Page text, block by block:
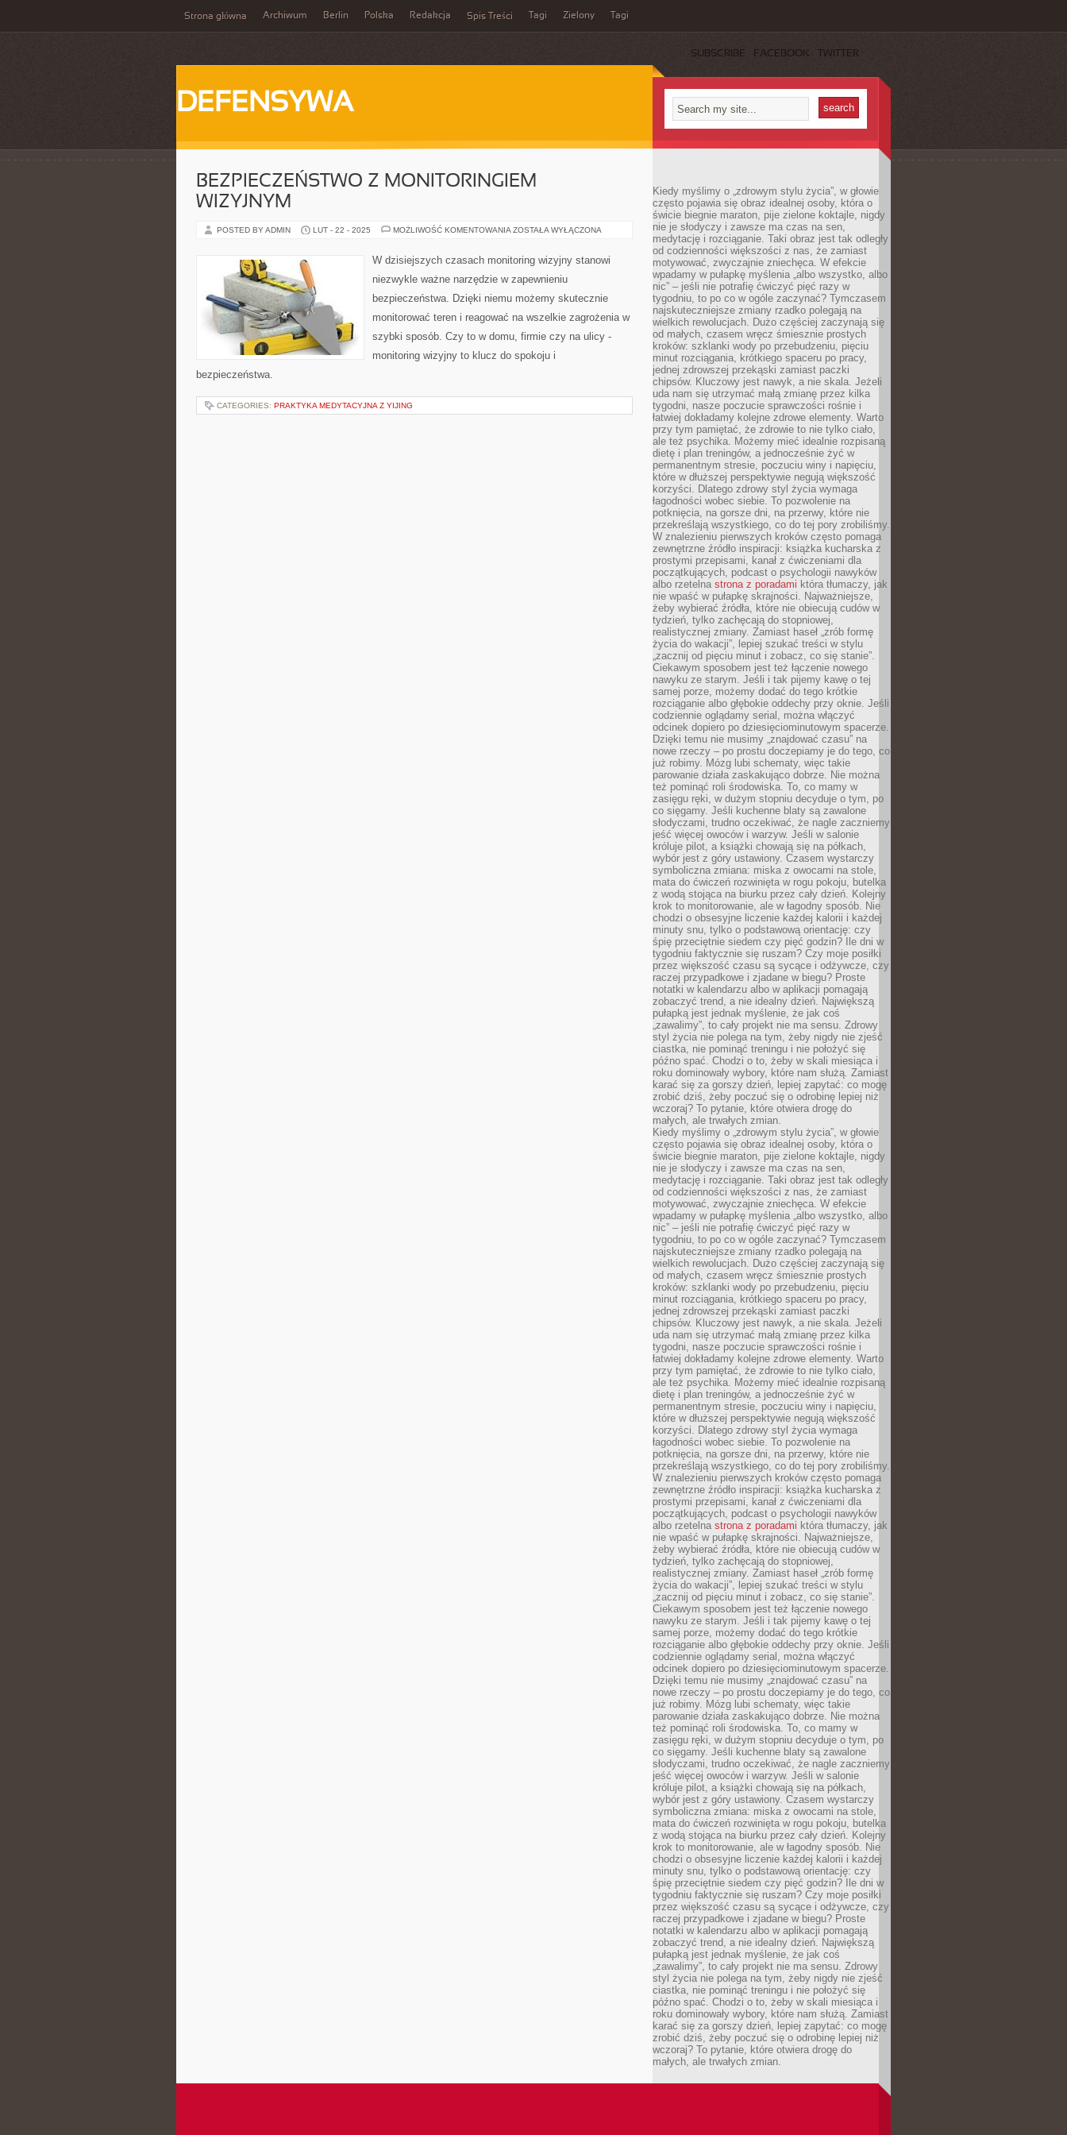
Strona główna Archiwum Berlin Polska Redakcja Spis Treści Tagi Zielony Tagi
SUBSCRIBE FACEBOOK TWITTER
DEFENSYWA
BEZPIECZEŃSTWO Z MONITORINGIEM
WIZYJNYM
POSTED BY ADMIN LUT - 22 - 2025 MOŻLIWOŚĆ KOMENTOWANIA BEZPIECZEŃSTWO
WIZYJNYM
ZOSTAŁA WYŁĄCZONA
W dzisiejszych czasach monitoring wizyjny stanowi
niezwykle ważne narzędzie w zapewnieniu
bezpieczeństwa. Dzięki niemu możemy skutecznie
monitorować teren i reagować na wszelkie zagrożenia w
szybki sposób. Czy to w domu, firmie czy na ulicy -
monitoring wizyjny to klucz do spokoju i
bezpieczeństwa.
CATEGORIES: PRAKTYKA MEDYTACYJNA Z YIJING
Kiedy myślimy o „zdrowym stylu życia”, w głowie
często pojawia się obraz idealnej osoby, która o
świcie biegnie maraton, pije zielone koktajle, nigdy
nie je słodyczy i zawsze ma czas na sen,
medytację i rozciąganie. Taki obraz jest tak odległy
od codzienności większości z nas, że zamiast
motywować, zwyczajnie zniechęca. W efekcie
wpadamy w pułapkę myślenia „albo wszystko, albo
nic” – jeśli nie potrafię ćwiczyć pięć razy w
tygodniu, to po co w ogóle zaczynać? Tymczasem
najskuteczniejsze zmiany rzadko polegają na
wielkich rewolucjach. Dużo częściej zaczynają się
od małych, czasem wręcz śmiesznie prostych
kroków: szklanki wody po przebudzeniu, pięciu
minut rozciągania, krótkiego spaceru po pracy,
jednej zdrowszej przekąski zamiast paczki
chipsów. Kluczowy jest nawyk, a nie skala. Jeżeli
uda nam się utrzymać małą zmianę przez kilka
tygodni, nasze poczucie sprawczości rośnie i
łatwiej dokładamy kolejne zdrowe elementy. Warto
przy tym pamiętać, że zdrowie to nie tylko ciało,
ale też psychika. Możemy mieć idealnie rozpisaną
dietę i plan treningów, a jednocześnie żyć w
permanentnym stresie, poczuciu winy i napięciu,
które w dłuższej perspektywie negują większość
korzyści. Dlatego zdrowy styl życia wymaga
łagodności wobec siebie. To pozwolenie na
potknięcia, na gorsze dni, na przerwy, które nie
przekreślają wszystkiego, co do tej pory zrobiliśmy.
W znalezieniu pierwszych kroków często pomaga
zewnętrzne źródło inspiracji: książka kucharska z
prostymi przepisami, kanał z ćwiczeniami dla
początkujących, podcast o psychologii nawyków
albo rzetelna strona z poradami która tłumaczy, jak
nie wpaść w pułapkę skrajności. Najważniejsze,
żeby wybierać źródła, które nie obiecują cudów w
tydzień, tylko zachęcają do stopniowej,
realistycznej zmiany. Zamiast haseł „zrób formę
życia do wakacji”, lepiej szukać treści w stylu
„zacznij od pięciu minut i zobacz, co się stanie”.
Ciekawym sposobem jest też łączenie nowego
nawyku ze starym. Jeśli i tak pijemy kawę o tej
samej porze, możemy dodać do tego krótkie
rozciąganie albo głębokie oddechy przy oknie. Jeśli
codziennie oglądamy serial, można włączyć
odcinek dopiero po dziesięciominutowym spacerze.
Dzięki temu nie musimy „znajdować czasu” na
nowe rzeczy – po prostu doczepiamy je do tego, co
już robimy. Mózg lubi schematy, więc takie
parowanie działa zaskakująco dobrze. Nie można
też pominąć roli środowiska. To, co mamy w
zasięgu ręki, w dużym stopniu decyduje o tym, po
co sięgamy. Jeśli kuchenne blaty są zawalone
słodyczami, trudno oczekiwać, że nagle zaczniemy
jeść więcej owoców i warzyw. Jeśli w salonie
króluje pilot, a książki chowają się na półkach,
wybór jest z góry ustawiony. Czasem wystarczy
symboliczna zmiana: miska z owocami na stole,
mata do ćwiczeń rozwinięta w rogu pokoju, butelka
z wodą stojąca na biurku przez cały dzień. Kolejny
krok to monitorowanie, ale w łagodny sposób. Nie
chodzi o obsesyjne liczenie każdej kalorii i każdej
minuty snu, tylko o podstawową orientację: czy
śpię przeciętnie siedem czy pięć godzin? Ile dni w
tygodniu faktycznie się ruszam? Czy moje posiłki
przez większość czasu są sycące i odżywcze, czy
raczej przypadkowe i zjadane w biegu? Proste
notatki w kalendarzu albo w aplikacji pomagają
zobaczyć trend, a nie idealny dzień. Największą
pułapką jest jednak myślenie, że jak coś
„zawalimy”, to cały projekt nie ma sensu. Zdrowy
styl życia nie polega na tym, żeby nigdy nie zjeść
ciastka, nie pominąć treningu i nie położyć się
późno spać. Chodzi o to, żeby w skali miesiąca i
roku dominowały wybory, które nam służą. Zamiast
karać się za gorszy dzień, lepiej zapytać: co mogę
zrobić dziś, żeby poczuć się o odrobinę lepiej niż
wczoraj? To pytanie, które otwiera drogę do
małych, ale trwałych zmian.
Kiedy myślimy o „zdrowym stylu życia”, w głowie
często pojawia się obraz idealnej osoby, która o
świcie biegnie maraton, pije zielone koktajle, nigdy
nie je słodyczy i zawsze ma czas na sen,
medytację i rozciąganie. Taki obraz jest tak odległy
od codzienności większości z nas, że zamiast
motywować, zwyczajnie zniechęca. W efekcie
wpadamy w pułapkę myślenia „albo wszystko, albo
nic” – jeśli nie potrafię ćwiczyć pięć razy w
tygodniu, to po co w ogóle zaczynać? Tymczasem
najskuteczniejsze zmiany rzadko polegają na
wielkich rewolucjach. Dużo częściej zaczynają się
od małych, czasem wręcz śmiesznie prostych
kroków: szklanki wody po przebudzeniu, pięciu
minut rozciągania, krótkiego spaceru po pracy,
jednej zdrowszej przekąski zamiast paczki
chipsów. Kluczowy jest nawyk, a nie skala. Jeżeli
uda nam się utrzymać małą zmianę przez kilka
tygodni, nasze poczucie sprawczości rośnie i
łatwiej dokładamy kolejne zdrowe elementy. Warto
przy tym pamiętać, że zdrowie to nie tylko ciało,
ale też psychika. Możemy mieć idealnie rozpisaną
dietę i plan treningów, a jednocześnie żyć w
permanentnym stresie, poczuciu winy i napięciu,
które w dłuższej perspektywie negują większość
korzyści. Dlatego zdrowy styl życia wymaga
łagodności wobec siebie. To pozwolenie na
potknięcia, na gorsze dni, na przerwy, które nie
przekreślają wszystkiego, co do tej pory zrobiliśmy.
W znalezieniu pierwszych kroków często pomaga
zewnętrzne źródło inspiracji: książka kucharska z
prostymi przepisami, kanał z ćwiczeniami dla
początkujących, podcast o psychologii nawyków
albo rzetelna strona z poradami która tłumaczy, jak
nie wpaść w pułapkę skrajności. Najważniejsze,
żeby wybierać źródła, które nie obiecują cudów w
tydzień, tylko zachęcają do stopniowej,
realistycznej zmiany. Zamiast haseł „zrób formę
życia do wakacji”, lepiej szukać treści w stylu
„zacznij od pięciu minut i zobacz, co się stanie”.
Ciekawym sposobem jest też łączenie nowego
nawyku ze starym. Jeśli i tak pijemy kawę o tej
samej porze, możemy dodać do tego krótkie
rozciąganie albo głębokie oddechy przy oknie. Jeśli
codziennie oglądamy serial, można włączyć
odcinek dopiero po dziesięciominutowym spacerze.
Dzięki temu nie musimy „znajdować czasu” na
nowe rzeczy – po prostu doczepiamy je do tego, co
już robimy. Mózg lubi schematy, więc takie
parowanie działa zaskakująco dobrze. Nie można
też pominąć roli środowiska. To, co mamy w
zasięgu ręki, w dużym stopniu decyduje o tym, po
co sięgamy. Jeśli kuchenne blaty są zawalone
słodyczami, trudno oczekiwać, że nagle zaczniemy
jeść więcej owoców i warzyw. Jeśli w salonie
króluje pilot, a książki chowają się na półkach,
wybór jest z góry ustawiony. Czasem wystarczy
symboliczna zmiana: miska z owocami na stole,
mata do ćwiczeń rozwinięta w rogu pokoju, butelka
z wodą stojąca na biurku przez cały dzień. Kolejny
krok to monitorowanie, ale w łagodny sposób. Nie
chodzi o obsesyjne liczenie każdej kalorii i każdej
minuty snu, tylko o podstawową orientację: czy
śpię przeciętnie siedem czy pięć godzin? Ile dni w
tygodniu faktycznie się ruszam? Czy moje posiłki
przez większość czasu są sycące i odżywcze, czy
raczej przypadkowe i zjadane w biegu? Proste
notatki w kalendarzu albo w aplikacji pomagają
zobaczyć trend, a nie idealny dzień. Największą
pułapką jest jednak myślenie, że jak coś
„zawalimy”, to cały projekt nie ma sensu. Zdrowy
styl życia nie polega na tym, żeby nigdy nie zjeść
ciastka, nie pominąć treningu i nie położyć się
późno spać. Chodzi o to, żeby w skali miesiąca i
roku dominowały wybory, które nam służą. Zamiast
karać się za gorszy dzień, lepiej zapytać: co mogę
zrobić dziś, żeby poczuć się o odrobinę lepiej niż
wczoraj? To pytanie, które otwiera drogę do
małych, ale trwałych zmian.